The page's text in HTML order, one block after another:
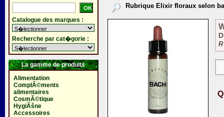
Catalogue des marques :
Recherche par cat�gorie :
La gamme de produits
Alimentation
ComplÃ©ments
alimentaires
CosmÃ©tique
HygiÃšne
Accessoires
Rubrique Elixir floraux selon